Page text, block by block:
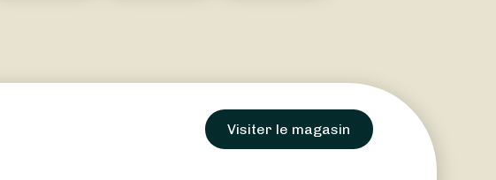
Visiter le magasin